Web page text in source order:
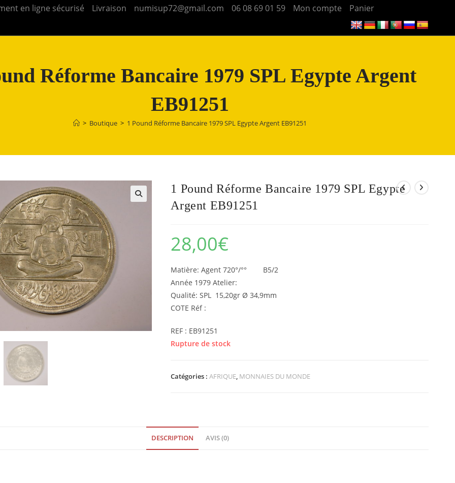
en ligne sécurisé Livraison numisup72@gmail.com 06 08 69 01 59 Mon compte Panier
Réforme Bancaire 1979 SPL Egypte Argent
EB91251
> Boutique > 1 Pound Réforme Bancaire 1979 SPL Egypte Argent EB91251
1 Pound Réforme Bancaire 1979 SPL Egypte
Argent EB91251
28,00€
Matière: Agent 720°/°° B5/2
Année 1979 Atelier:
Qualité: SPL 15,20gr Ø 34,9mm
COTE Réf :
REF : EB91251
Rupture de stock
Catégories :AFRIQUE, MONNAIES DU MONDE
DESCRIPTION AVIS (0)